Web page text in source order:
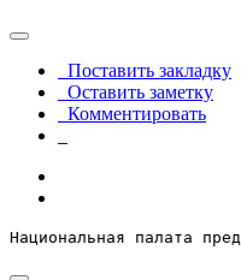
Поставить закладку
Оставить заметку
Комментировать
Национальная палата